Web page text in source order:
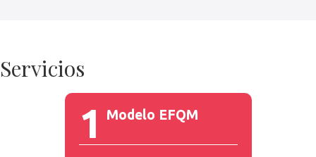
Servicios
1 Modelo EFQM